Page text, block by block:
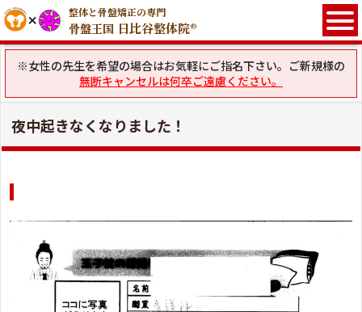
整体と骨盤矯正の専門
骨盤王国 日比谷整体院®
※女性の先生を希望の場合はお気軽にご指名下さい。ご新規様の
無断キャンセルは何卒ご遠慮ください。
夜中起きなくなりました！